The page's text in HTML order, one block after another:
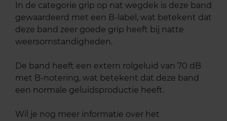
In de categorie grip op nat wegdek is deze band
gewaardeerd met een B-label, wat betekent dat
deze band zeer goede grip heeft bij natte
weersomstandigheden.
De band heeft een extern rolgeluid van 70 dB
met B-notering, wat betekent dat deze band
een normale geluidsproductie heeft.
Wil je nog meer informatie over het